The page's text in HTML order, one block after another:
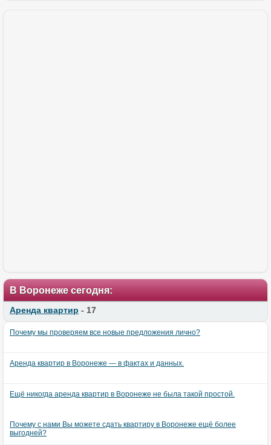
В Воронеже сегодня:
Аренда квартир - 17
Почему мы проверяем все новые предложения лично?
Аренда квартир в Воронеже — в фактах и данных.
Ещё никогда аренда квартир в Воронеже не была такой простой.
Почему с нами Вы можете сдать квартиру в Воронеже ещё более
выгодней?